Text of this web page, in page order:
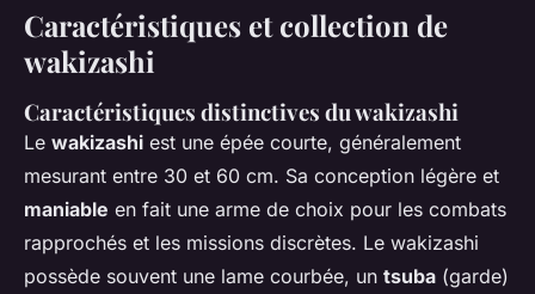
Caractéristiques et collection de
wakizashi
Caractéristiques distinctives du wakizashi
Le wakizashi est une épée courte, généralement
mesurant entre 30 et 60 cm. Sa conception légère et
maniable en fait une arme de choix pour les combats
rapprochés et les missions discrètes. Le wakizashi
possède souvent une lame courbée, un tsuba (garde)